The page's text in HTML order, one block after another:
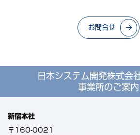
お問合せ
日本システム開発株式会
事業所のご案内
新宿本社
〒160-0021